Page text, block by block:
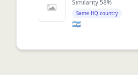
Similarity 58%
Same HQ country
🇦🇷